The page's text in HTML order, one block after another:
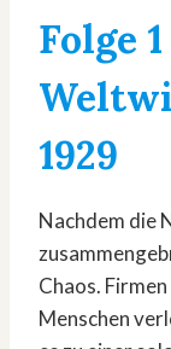
Folge 1
1929
Nachdem die
Chaos.
Menschen